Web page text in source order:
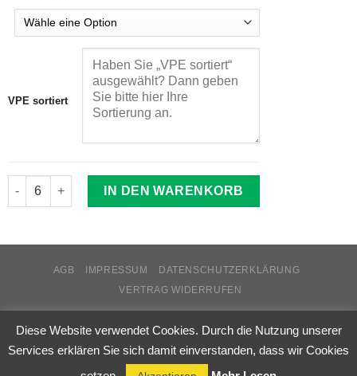
VPE sortiert
IN DEN WARENKORB
AGB IMPRESSUM
DATENSCHUTZERKLÄRUNG
VERTRAG WIDERRUFEN
VERTRAG WIDERRUFEN
Diese Website verwendet Cookies. Durch die Nutzung unserer
Services erklären Sie sich damit einverstanden, dass wir Cookies